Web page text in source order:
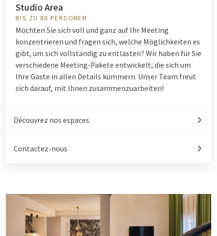
Studio Area
BIS ZU 80 PERSONEN
Möchten Sie sich voll und ganz auf Ihr Meeting
konzentrieren und fragen sich, welche Möglichkeiten es
gibt, um sich vollständig zu entlasten? Wir haben für Sie
verschiedene Meeting-Pakete entwickelt, die sich um
Ihre Gäste in allen Details kümmern. Unser Team freut
sich darauf, mit Ihnen zusammenzuarbeiten!
Découvrez nos espaces
Contactez-nous